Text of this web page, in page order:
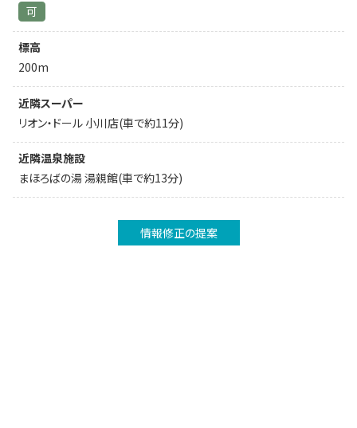
可
標高
200m
近隣スーパー
リオン・ドール 小川店(車で約11分)
近隣温泉施設
まほろばの湯 湯親館(車で約13分)
情報修正の提案